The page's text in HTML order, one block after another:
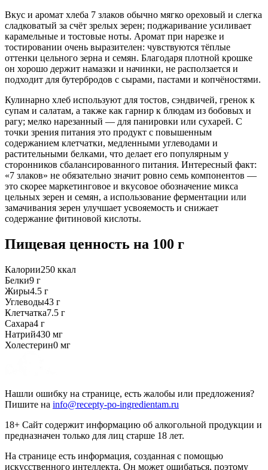
Вкус и аромат хлеба 7 злаков обычно мягко ореховый и слегка
сладковатый за счёт зрелых зерен; поджаривание усиливает
карамельные и тостовые ноты. Аромат при нарезке и
тостировании очень выразителен: чувствуются тёплые
оттенки цельного зерна и семян. Благодаря плотной крошке
он хорошо держит намазки и начинки, не расползается и
подходит для бутербродов с сырами, пастами и копчёностями.
Кулинарно хлеб используют для тостов, сэндвичей, гренок к
супам и салатам, а также как гарнир к блюдам из бобовых и
рагу; мелко нарезанный — для панировки или сухарей. С
точки зрения питания это продукт с повышенным
содержанием клетчатки, медленными углеводами и
растительными белками, что делает его популярным у
сторонников сбалансированного питания. Интересный факт:
«7 злаков» не обязательно значит ровно семь компонентов —
это скорее маркетинговое и вкусовое обозначение микса
цельных зерен и семян, а использование ферментации или
замачивания зерен улучшает усвояемость и снижает
содержание фитиновой кислоты.
Пищевая ценность на 100 г
Калории250 ккал
Белки9 г
Жиры4.5 г
Углеводы43 г
Клетчатка7.5 г
Сахара4 г
Натрий430 мг
Холестерин0 мг
Нашли ошибку на странице, есть жалобы или предложения?
Пишите на info@recepty-po-ingredientam.ru
18+ Сайт содержит информацию об алкогольной продукции и
предназначен только для лиц старше 18 лет.
На странице есть информация, созданная с помощью
искусственного интеллекта. Он может ошибаться, поэтому